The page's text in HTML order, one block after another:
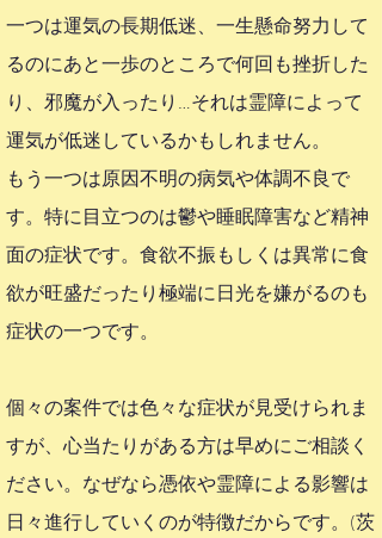
一つは運気の長期低迷、一生懸命努力して
るのにあと一歩のところで何回も挫折した
り、邪魔が入ったり…それは霊障によって
運気が低迷しているかもしれません。​
もう一つは原因不明の病気や体調不良で
す。特に目立つのは鬱や睡眠障害など精神
面の症状です。食欲不振もしくは異常に食
欲が旺盛だったり極端に日光を嫌がるのも
症状の一つです。
個々の案件では色々な症状が見受けられま
すが、心当たりがある方は早めにご相談く
ださい。なぜなら憑依や霊障による影響は
日々進行していくのが特徴だからです。​(茨